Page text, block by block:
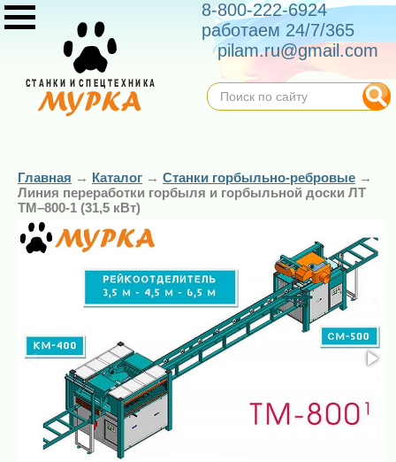
8-800-222-6924
работаем 24/7/365
pilam.ru@gmail.com
Главная → Каталог → Станки горбыльно-ребровые →
Линия переработки горбыля и горбыльной доски ЛТ
ТМ–800-1 (31,5 кВт)